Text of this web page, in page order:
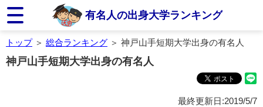
有名人の出身大学ランキング
トップ＞ 総合ランキング ＞ 神戸山手短期大学出身の有名人
神戸山手短期大学出身の有名人
最終更新日:2019/5/7